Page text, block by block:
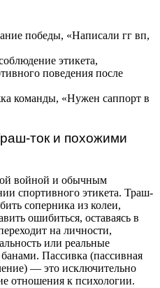
победы, «Написали гг вп,
этикета,
поведения после
команды, «Нужен саппорт в
ток и похожими
войной и обычным
спортивного этикета. Траш-
соперника из колеи,
ошибиться, оставаясь в
на личности,
или реальные
Пассивка (пассивная
— это исключительно
отношения к психологии.